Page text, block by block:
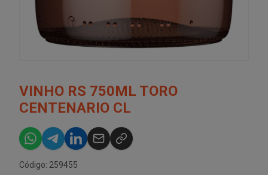
VINHO RS 750ML TORO
CENTENARIO CL
Código: 259455